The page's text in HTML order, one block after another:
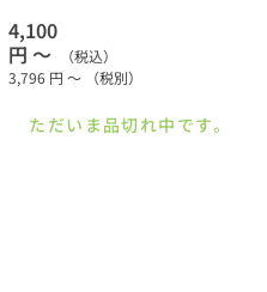
4,100
円 ～
（税込）
3,796 円 ～ （税別）
ただいま品切れ中です。